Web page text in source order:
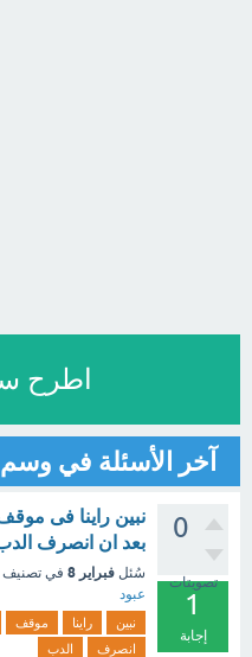
اطرح
آخر الأسئلة في وسم
0
تصويتات
1
إجابة
نبين راينا فى
بعد ان انصرف
سُئل فبراير 8 في تصنيف
عبود
نبين راينا موقف
انصرف
الدب